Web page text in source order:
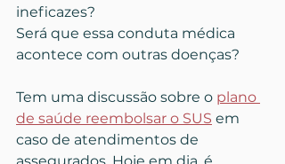
ineficazes?
Será que essa conduta médica
acontece com outras doenças?
Tem uma discussão sobre o plano
de saúde reembolsar o SUS em
caso de atendimentos de